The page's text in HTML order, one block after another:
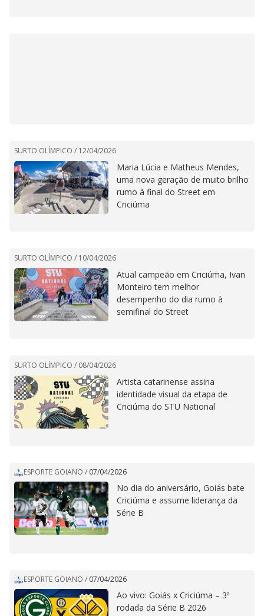
SURTO OLÍMPICO / 12/04/2026
Maria Lúcia e Matheus Mendes,
uma nova geração de muito brilho
rumo à final do Street em
Criciúma
SURTO OLÍMPICO / 10/04/2026
Atual campeão em Criciúma, Ivan
Monteiro tem melhor
desempenho do dia rumo à
semifinal do Street
SURTO OLÍMPICO / 08/04/2026
Artista catarinense assina
identidade visual da etapa de
Criciúma do STU National
ESPORTE GOIANO / 07/04/2026
No dia do aniversário, Goiás bate
Criciúma e assume liderança da
Série B
ESPORTE GOIANO / 07/04/2026
Ao vivo: Goiás x Criciúma – 3ª
rodada da Série B 2026